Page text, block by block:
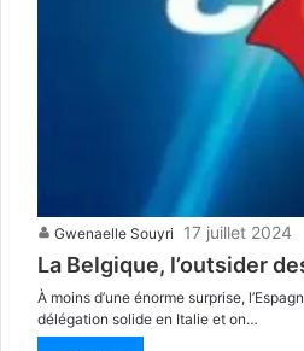
Gwenaelle Souyri 17 juillet 2024
La Belgique, l’outsider
À moins d’une énorme surprise,
délégation solide en Italie et on…